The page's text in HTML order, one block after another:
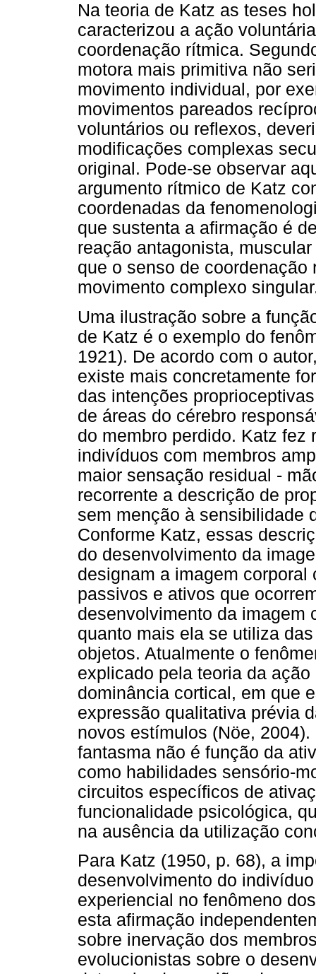
Na teoria de Katz as teses
caracterizou a ação
coordenação rítmica.
motora mais primitiva não
movimento individual, por
movimentos pareados
voluntários ou reflexos,
modificações complexas
original. Pode-se observar
argumento rítmico de Katz
coordenadas da
que sustenta a afirmação é
reação antagonista,
que o senso de
movimento complexo
Uma ilustração sobre a
de Katz é o exemplo do
1921). De acordo com o
existe mais concretamente
das intenções
de áreas do cérebro
do membro perdido. Katz fez
indivíduos com membros
maior sensação residual -
recorrente a descrição de
sem menção à sensibilidade
Conforme Katz, essas
do desenvolvimento da
designam a imagem
passivos e ativos que
desenvolvimento da imagem
quanto mais ela se utiliza
objetos. Atualmente o
explicado pela teoria da
dominância cortical, em que
expressão qualitativa prévia
novos estímulos (Nöe,
fantasma não é função da
como habilidades sensório-
circuitos específicos de
funcionalidade psicológica,
na ausência da utilização
Para Katz (1950, p. 68), a
desenvolvimento do
experiencial no fenômeno
esta afirmação
sobre inervação dos
evolucionistas sobre o